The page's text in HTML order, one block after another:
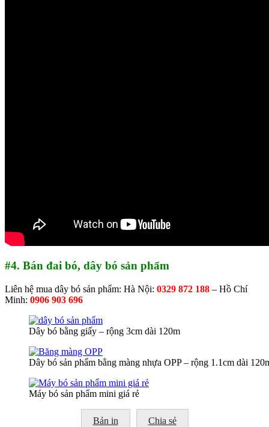
#4. Bán đai bó, dây bó sản phẩm
Liên hệ mua dây bó sản phẩm: Hà Nội: 0329 872 188 – Hồ Chí
Minh: 0906 903 696
Dây bó bằng giấy – rộng 3cm dài 120m
Dây bó sản phẩm bằng màng nhựa OPP – rộng 1.1cm dài
Máy bó sản phẩm mini giá rẻ
Bản in Chia sẻ